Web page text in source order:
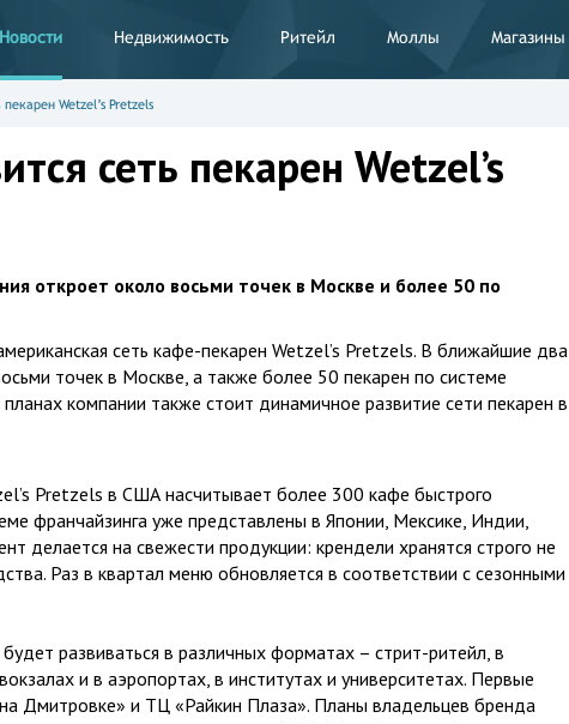
Новости Недвижимость Ритейл Моллы Магазины
Wetzel’s Pretzels
сеть пекарен Wetzel’s
откроет около восьми точек в Москве и более 50 по
сеть кафе-пекарен Wetzel’s Pretzels. В ближайшие два
точек в Москве, а также более 50 пекарен по системе
компании также стоит динамичное развитие сети пекарен в
Pretzels в США насчитывает более 300 кафе быстрого
франчайзинга уже представлены в Японии, Мексике, Индии,
делается на свежести продукции: крендели хранятся строго не
Раз в квартал меню обновляется в соответствии с сезонными
развиваться в различных форматах – стрит-ритейл, в
и в аэропортах, в институтах и университетах. Первые
Дмитровке» и ТЦ «Райкин Плаза». Планы владельцев бренда